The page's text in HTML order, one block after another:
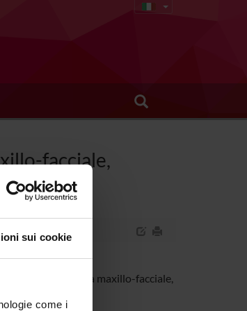
sui cookie
come i
facciale,
e chirurgia maxillo-facciale,